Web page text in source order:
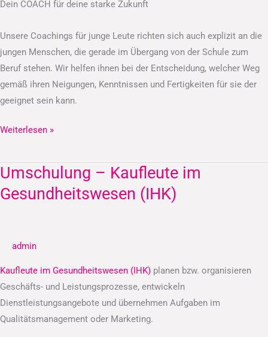
Dein COACH für deine starke Zukunft
Unsere Coachings für junge Leute richten sich auch explizit an die
jungen Menschen, die gerade im Übergang von der Schule zum
Beruf stehen. Wir helfen ihnen bei der Entscheidung, welcher Weg
gemäß ihren Neigungen, Kenntnissen und Fertigkeiten für sie der
geeignet sein kann.
Weiterlesen »
Umschulung – Kaufleute im
Gesundheitswesen (IHK)
admin
Kaufleute im Gesundheitswesen (IHK) planen bzw. organisieren
Geschäfts- und Leistungsprozesse, entwickeln
Dienstleistungsangebote und übernehmen Aufgaben im
Qualitätsmanagement oder Marketing.
Umschulung
–
Kaufleute
(IHK)